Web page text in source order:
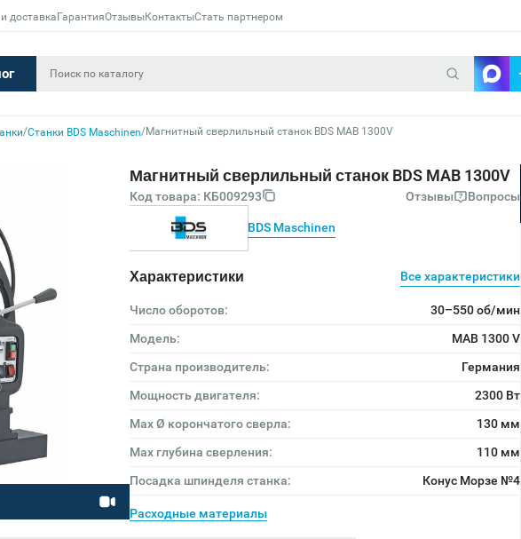
доставкаГарантияОтзывыКонтактыСтать партнером
/Станки BDS Maschinen/Магнитный сверлильный станок BDS MAB 1300V
Магнитный сверлильный станок BDS MAB 1300V
Код товара: КБ009293 Отзывы Вопросы
BDS Maschinen
Характеристики Все характеристики
Число оборотов:
30–550 об/мин
Модель:
MAB 1300 V
Страна производитель:
Германия
Мощность двигателя:
2300 Вт
Мах Ø корончатого сверла:
130 мм
Мах глубина сверления:
110 мм
Посадка шпинделя станка:
Конус Морзе №4
Расходные материалы